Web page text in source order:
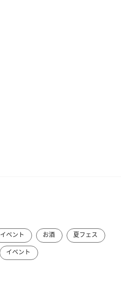
イベント お酒
夏フェス
イベント